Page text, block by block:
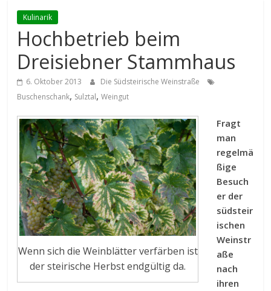
Kulinarik
Hochbetrieb beim
Dreisiebner Stammhaus
6. Oktober 2013
Die Südsteirische Weinstraße
Buschenschank, Sulztal,Weingut
Wenn sich die Weinblätter verfärben ist
der steirische Herbst endgültig da.
Fragt
man
regelmä
ßige
Besuch
er der
südsteir
ischen
Weinstr
aße
nach
ihren